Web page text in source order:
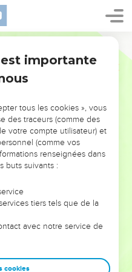
!
VOUS ÉVITER LES
?
moins les doutes, les erreurs
alors même que ce
façonnés.
et responsables
afin que leurs erreurs
importante
tous les cookies », vous
des traceurs (comme des
votre compte utilisateur) et
(comme vos
renseignées dans
buts suivants :
tiers tels que de la
avec notre service de
cookies